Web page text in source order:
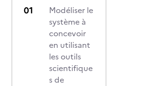
Modéliser le
système à
concevoir
en utilisant
les outils
scientifique
s de